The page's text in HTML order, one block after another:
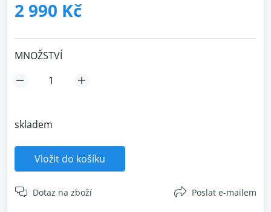
2 990 Kč
MNOŽSTVÍ
skladem
Vložit do košíku
Dotaz na zboží Poslat e-mailem